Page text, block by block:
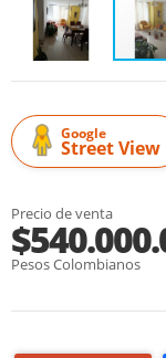
Google
Street View
Precio de venta
Pesos Colombianos